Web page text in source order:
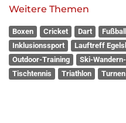
Weitere Themen
Boxen Cricket Dart Fußball
Inklusionssport
Lauftreff
Outdoor-Training
Ski-
Tischtennis
Triathlon Turnen